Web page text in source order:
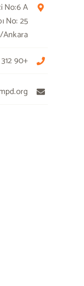
No:6 A
No: 25
Ankara
+90 312 219 03 00